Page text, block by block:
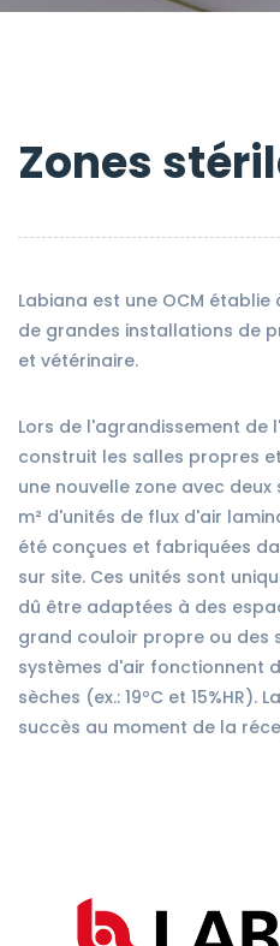
Zones
Labiana est une OCM
de grandes installations de
et vétérinaire.
Lors de l'agrandissement de
construit les salles propres
une nouvelle zone avec deux
m² d'unités de flux d'air
été conçues et fabriquées
sur site. Ces unités sont
dû être adaptées à des
grand couloir propre ou des
systèmes d'air fonctionnent
sèches (ex.: 19ºC et 15%HR).
succès au moment de la